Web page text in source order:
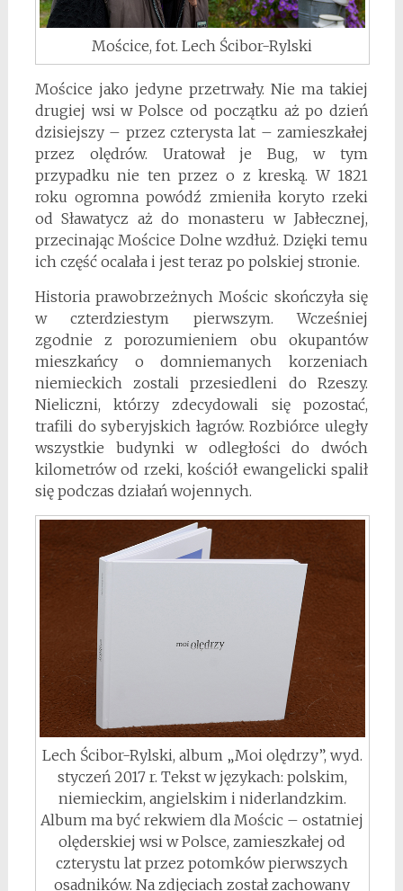
Mościce, fot. Lech Ścibor-Rylski
Mościce jako jedyne przetrwały. Nie ma takiej
drugiej wsi w Polsce od początku aż po dzień
dzisiejszy – przez czterysta lat – zamieszkałej
przez olędrów. Uratował je Bug, w tym
przypadku nie ten przez o z kreską. W 1821
roku ogromna powódź zmieniła koryto rzeki
od Sławatycz aż do monasteru w Jabłecznej,
przecinając Mościce Dolne wzdłuż. Dzięki temu
ich część ocalała i jest teraz po polskiej stronie.
Historia prawobrzeżnych Mościc skończyła się
w czterdziestym pierwszym. Wcześniej
zgodnie z porozumieniem obu okupantów
mieszkańcy o domniemanych korzeniach
niemieckich zostali przesiedleni do Rzeszy.
Nieliczni, którzy zdecydowali się pozostać,
trafili do syberyjskich łagrów. Rozbiórce uległy
wszystkie budynki w odległości do dwóch
kilometrów od rzeki, kościół ewangelicki spalił
się podczas działań wojennych.
Lech Ścibor-Rylski, album „Moi olędrzy”, wyd.
styczeń 2017 r. Tekst w językach: polskim,
niemieckim, angielskim i niderlandzkim.
Album ma być rekwiem dla Mościc – ostatniej
olęderskiej wsi w Polsce, zamieszkałej od
czterystu lat przez potomków pierwszych
osadników. Na zdjęciach został zachowany